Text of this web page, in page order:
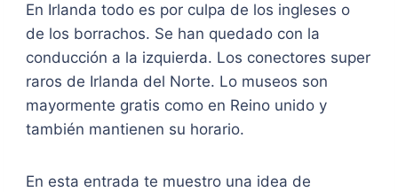
En Irlanda todo es por culpa de los ingleses o
de los borrachos. Se han quedado con la
conducción a la izquierda. Los conectores super
raros de Irlanda del Norte. Lo museos son
mayormente gratis como en Reino unido y
también mantienen su horario.
En esta entrada te muestro una idea de